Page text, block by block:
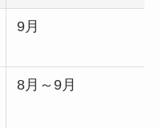
9月
8月～9月